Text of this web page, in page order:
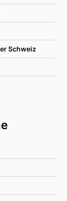
Schweiz